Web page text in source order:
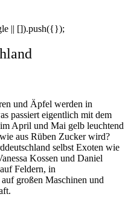
|| []).push({});
und Äpfel werden in
passiert eigentlich mit dem
April und Mai gelb leuchtend
aus Rüben Zucker wird?
selbst Exoten wie
Kossen und Daniel
Feldern, in
großen Maschinen und